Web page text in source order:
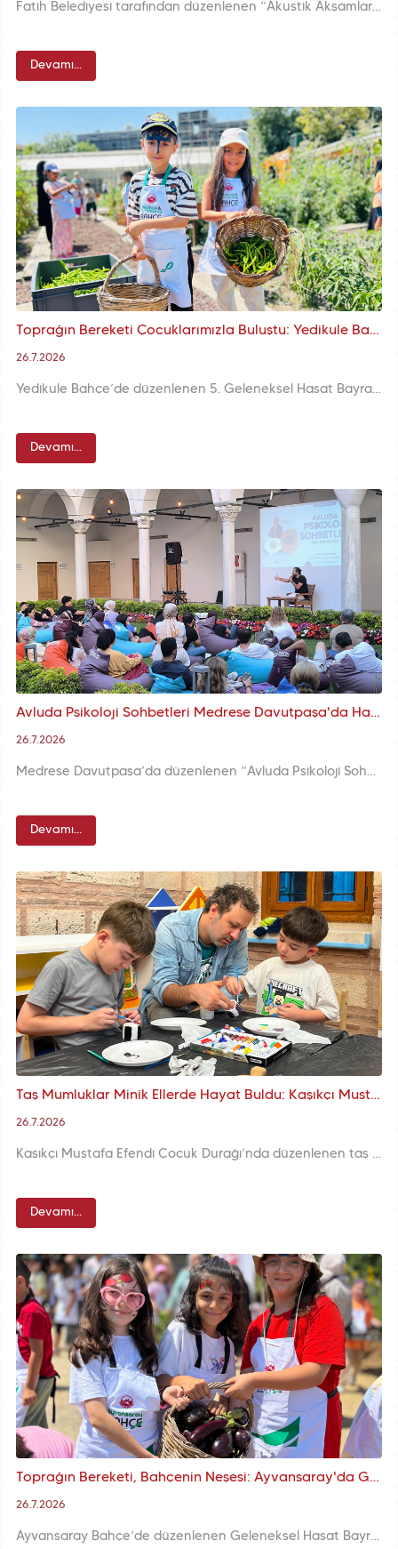
Fatih Belediyesi tarafından düzenlenen “Akustik Akşamlar”, her cuma akşamı Yedikule Hisarı'nda müziği ve hikâyeleri bir araya getiriyor. İstanbul'un tarihî dokusunu taşıyan bu özel mekânda, akustik melodiler geçmişle bugünü buluşturuyor, dinleyenleri zamanın dışında bir ana taşıyor.
Devamı...
Toprağın Bereketi Çocuklarımızla Buluştu: Yedikule Bahçe'de 5. Geleneksel Hasat Bayramı
26.7.2026
Yedikule Bahçe’de düzenlenen 5. Geleneksel Hasat Bayramı’nda çocuklarımız ve aileleri birlikte hasat yaparak üretimin sevincini paylaştı.
Devamı...
Avluda Psikoloji Sohbetleri Medrese Davutpaşa'da Hayat Hikâyelerini Bir Araya Getirdi
26.7.2026
Medrese Davutpaşa’da düzenlenen “Avluda Psikoloji Sohbetleri: Gel, Konuşalım” programında Uzman Psikolog Kerem Gümüş, katılımcılarla duygu, ilişki ve yaşam deneyimleri üzerine interaktif bir grup sohbeti gerçekleştirdi.
Devamı...
Taş Mumluklar Minik Ellerde Hayat Buldu: Kaşıkçı Mustafa Efendi Çocuk Durağı'nda Sanatla Dolu Bir Gün
26.7.2026
Kaşıkçı Mustafa Efendi Çocuk Durağı’nda düzenlenen taş mumluk boyama etkinliği; çocuklarımıza üretmenin mutluluğunu, sanatla öğrenmenin keyfini ve birlikte çalışmanın değerini bir arada sundu.
Devamı...
Toprağın Bereketi, Bahçenin Neşesi: Ayvansaray'da Geleneksel Hasat Bayramı
26.7.2026
Ayvansaray Bahçe’de düzenlenen Geleneksel Hasat Bayramı’nda çocuklarımız domates ve biber tarlalarında hasat yaptı, toprakla tanıştı; katılımcılar dalından koparılan ürünlerle üretimin ve paylaşımın sevincini yaşadı.